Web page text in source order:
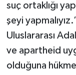
suç ortaklığı
şeyi
Uluslararası
ve apartheid
olduğuna